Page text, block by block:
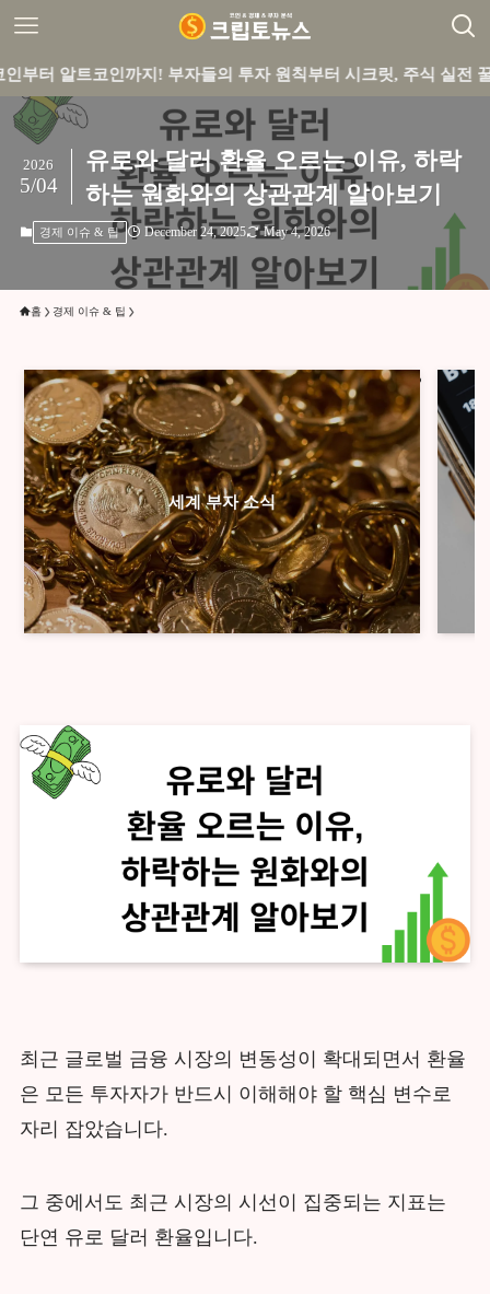
코인까지! 부자들의 투자 원칙부터 시크릿, 주식 실전 꿀팁까지 큐
유로와 달러 환율 오르는 이유, 하락
하는 원화와의 상관관계 알아보기
2026
5/04
경제 이슈 & 팁 December 24, 2025 May 4, 2026
홈 경제 이슈 & 팁
세계 부자 소식
최근 글로벌 금융 시장의 변동성이 확대되면서 환율
은 모든 투자자가 반드시 이해해야 할 핵심 변수로
자리 잡았습니다.
그 중에서도 최근 시장의 시선이 집중되는 지표는
단연 유로 달러 환율입니다.